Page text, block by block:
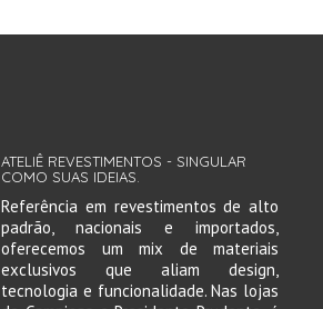
ATELIÊ REVESTIMENTOS - SINGULAR
COMO SUAS IDEIAS.
Referência em revestimentos de alto
padrão, nacionais e importados,
oferecemos um mix de materiais
exclusivos que aliam design,
tecnologia e funcionalidade. Nas lojas